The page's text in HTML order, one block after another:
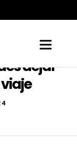
los
dejar